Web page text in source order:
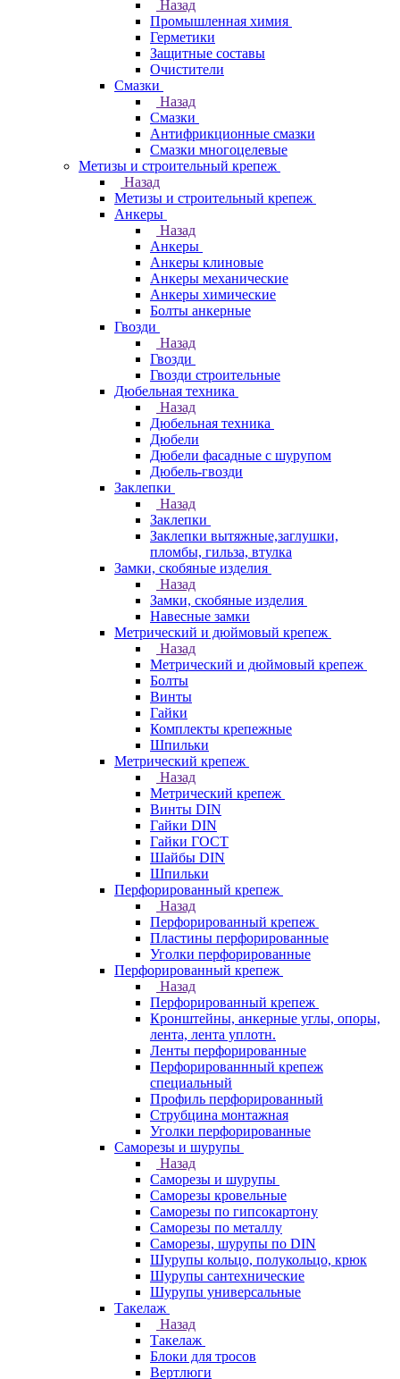
Назад
Промышленная химия
Герметики
Защитные составы
Очистители
Смазки
Назад
Смазки
Антифрикционные смазки
Смазки многоцелевые
Метизы и строительный крепеж
Назад
Метизы и строительный крепеж
Анкеры
Назад
Анкеры
Анкеры клиновые
Анкеры механические
Анкеры химические
Болты анкерные
Гвозди
Назад
Гвозди
Гвозди строительные
Дюбельная техника
Назад
Дюбельная техника
Дюбели
Дюбели фасадные с шурупом
Дюбель-гвозди
Заклепки
Назад
Заклепки
Заклепки вытяжные,заглушки,
пломбы, гильза, втулка
Замки, скобяные изделия
Назад
Замки, скобяные изделия
Навесные замки
Метрический и дюймовый крепеж
Назад
Метрический и дюймовый крепеж
Болты
Винты
Гайки
Комплекты крепежные
Шпильки
Метрический крепеж
Назад
Метрический крепеж
Винты DIN
Гайки DIN
Гайки ГОСТ
Шайбы DIN
Шпильки
Перфорированный крепеж
Назад
Перфорированный крепеж
Пластины перфорированные
Уголки перфорированные
Перфорированный крепеж
Назад
Перфорированный крепеж
Кронштейны, анкерные углы, опоры,
лента, лента уплотн.
Ленты перфорированные
Перфорированнный крепеж
специальный
Профиль перфорированный
Струбцина монтажная
Уголки перфорированные
Саморезы и шурупы
Назад
Саморезы и шурупы
Саморезы кровельные
Саморезы по гипсокартону
Саморезы по металлу
Саморезы, шурупы по DIN
Шурупы кольцо, полукольцо, крюк
Шурупы сантехнические
Шурупы универсальные
Такелаж
Назад
Такелаж
Блоки для тросов
Вертлюги